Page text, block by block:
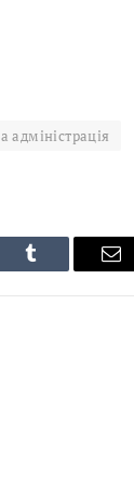
адміністрація
Tumblr